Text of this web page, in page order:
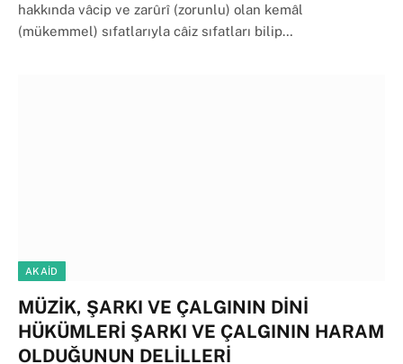
hakkında vâcip ve zarûrî (zorunlu) olan kemâl
(mükemmel) sıfatlarıyla câiz sıfatları bilip…
AKAID
MÜZİK, ŞARKI VE ÇALGININ DİNİ
HÜKÜMLERİ ŞARKI VE ÇALGININ HARAM
OLDUĞUNUN DELİLLERİ